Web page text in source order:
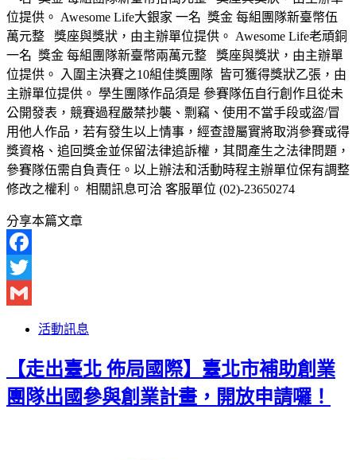
位提供。 Awesome Life大銀家 一名 獎金 每組團隊新臺幣伍
萬元整 獎座與獎狀，由主辦單位提供。 Awesome Life老頑銅
一名 獎金 每組團隊新臺幣兩萬元整 獎座與獎狀，由主辦單
位提供。 入圍主決賽之10組佳獎團隊 皆可獲得獎狀乙張，由
主辦單位提供。 學生團隊作品須是 參賽隊伍自行創作且從未
公開發表，競賽過程嚴禁抄襲、剽竊、使用不當手段或盜/冒
用他人作品，若有發生以上情事，經查證屬實將取消參賽或得
獎資格、追回獎金並保留法律追訴權，其間產生之法律問題，
參賽隊伍需自負責任。以上辦法和活動時程主辦單位保有調整
修改之權利。 相關訊息可洽 客服單位 (02)-23650274
分享本篇文章
Facebook
Twitter
活動訊息
【走出臺北 佈局國際】臺北市補助創業
團隊出國參與創業計畫，開放申請囉！